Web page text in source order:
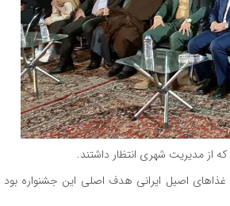
از مدیریت شهری انتظار داشتند.
اصیل ایرانی هدف اصلی این جشنواره بود